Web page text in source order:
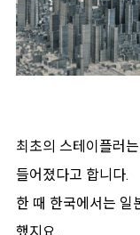
최초의 스테이플러
들어졌다고 합니다.
한 때 한국에서는 일
했지요.